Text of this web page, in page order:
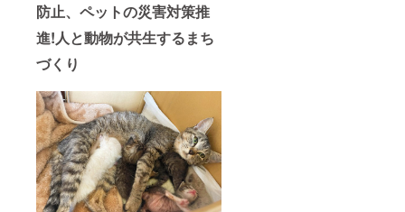
防止、ペットの災害対策推
進!人と動物が共生するまち
づくり